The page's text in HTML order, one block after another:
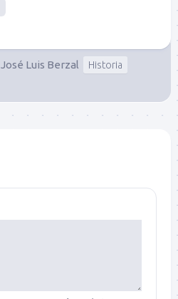
José Luis Berzal
Historia